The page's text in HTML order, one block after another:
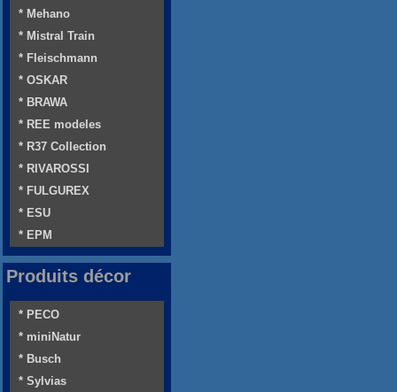
* Mehano
* Mistral Train
* Fleischmann
* OSKAR
* BRAWA
* REE modeles
* R37 Collection
* RIVAROSSI
* FULGUREX
* ESU
* EPM
Produits décor
* PECO
* miniNatur
* Busch
* Sylvias